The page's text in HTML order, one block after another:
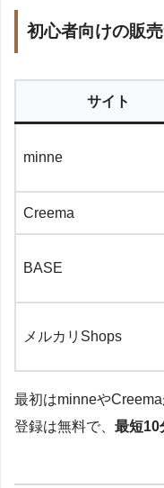
初心者向けの販
サイト
minne
Creema
BASE
メルカリShops
最初はminneやCreema
登録は無料で、 最短10